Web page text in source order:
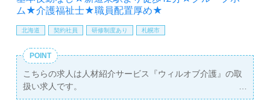
ム★介護福祉士★職員配置厚め★
北海道 契約社員 研修制度あり 札幌市
POINT
こちらの求人は人材紹介サービス『ウィルオブ介護』の取
扱い求人です。
詳細に関してお気軽にご相談ください♪